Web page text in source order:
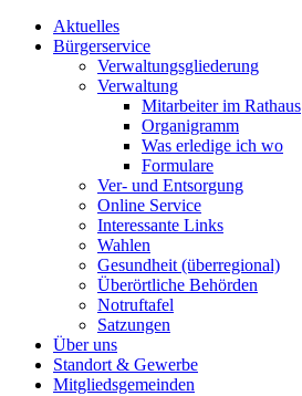
Aktuelles
Bürgerservice
Verwaltungsgliederung
Verwaltung
Mitarbeiter im Rathaus
Organigramm
Was erledige ich wo
Formulare
Ver- und Entsorgung
Online Service
Interessante Links
Wahlen
Gesundheit (überregional)
Überörtliche Behörden
Notruftafel
Satzungen
Über uns
Standort & Gewerbe
Mitgliedsgemeinden